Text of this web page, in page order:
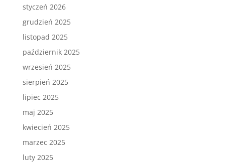
styczeń 2026
grudzień 2025
listopad 2025
październik 2025
wrzesień 2025
sierpień 2025
lipiec 2025
maj 2025
kwiecień 2025
marzec 2025
luty 2025